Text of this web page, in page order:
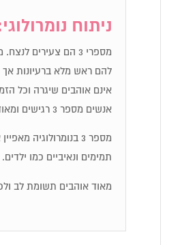
ניתוח
מספרי 3 הם צעירים
להם ראש מלא ברעיונות אך
אינם אוהבים שיגרה וכל
אנשים מספר 3 רגישים ומאוד רומנטיקנים אשר מכורים לאהבה.
מספר 3
תמימים ונאיביים כמו ילדים.
מאוד אוהבים תשומת לב